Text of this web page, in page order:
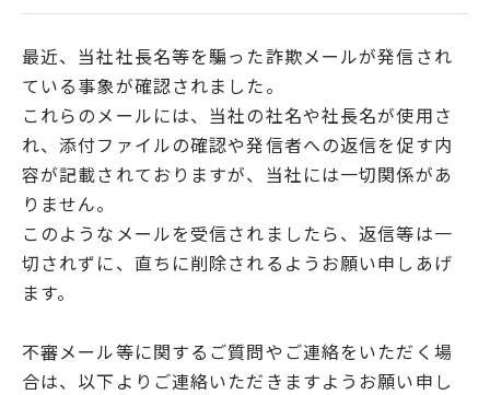
最近、当社社長名等を騙った詐欺メールが発信され
ている事象が確認されました。
これらのメールには、当社の社名や社長名が使用さ
れ、添付ファイルの確認や発信者への返信を促す内
容が記載されておりますが、当社には一切関係があ
りません。
このようなメールを受信されましたら、返信等は一
切されずに、直ちに削除されるようお願い申しあげ
ます。
不審メール等に関するご質問やご連絡をいただく場
合は、以下よりご連絡いただきますようお願い申し